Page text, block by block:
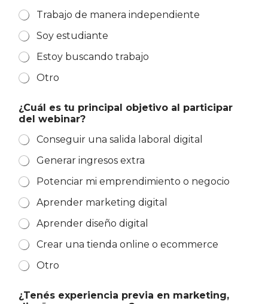
Trabajo de manera independiente
Soy estudiante
Estoy buscando trabajo
Otro
¿Cuál es tu principal objetivo al participar
del webinar?
Conseguir una salida laboral digital
Generar ingresos extra
Potenciar mi emprendimiento o negocio
Aprender marketing digital
Aprender diseño digital
Crear una tienda online o ecommerce
Otro
¿Tenés experiencia previa en marketing,